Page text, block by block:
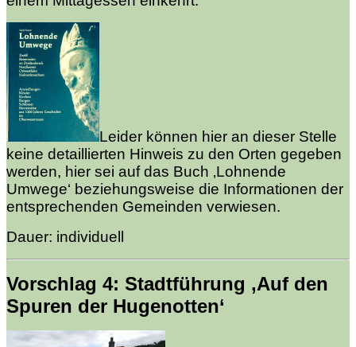
Leider können hier an dieser Stelle
keine detaillierten Hinweis zu den Orten gegeben
werden, hier sei auf das Buch ‚Lohnende
Umwege‘ beziehungsweise die Informationen der
entsprechenden Gemeinden verwiesen.
Dauer: individuell
Vorschlag 4: Stadtführung ‚Auf den
Spuren der Hugenotten‘